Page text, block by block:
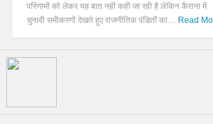
परिणामों को लेकर यह बात नहीं कही जा रही है लेकिन कैराना में
चुनावी समीकरणों देखते हुए राजनीतिक पंडितों का… Read